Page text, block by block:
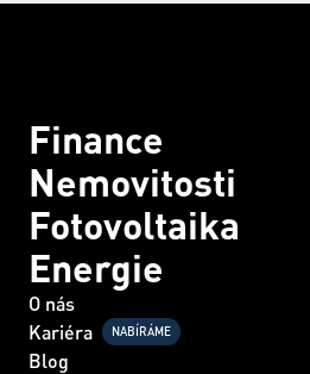
Finance
Nemovitosti
Fotovoltaika
Energie
O nás
Kariéra
NABÍRÁME
Blog